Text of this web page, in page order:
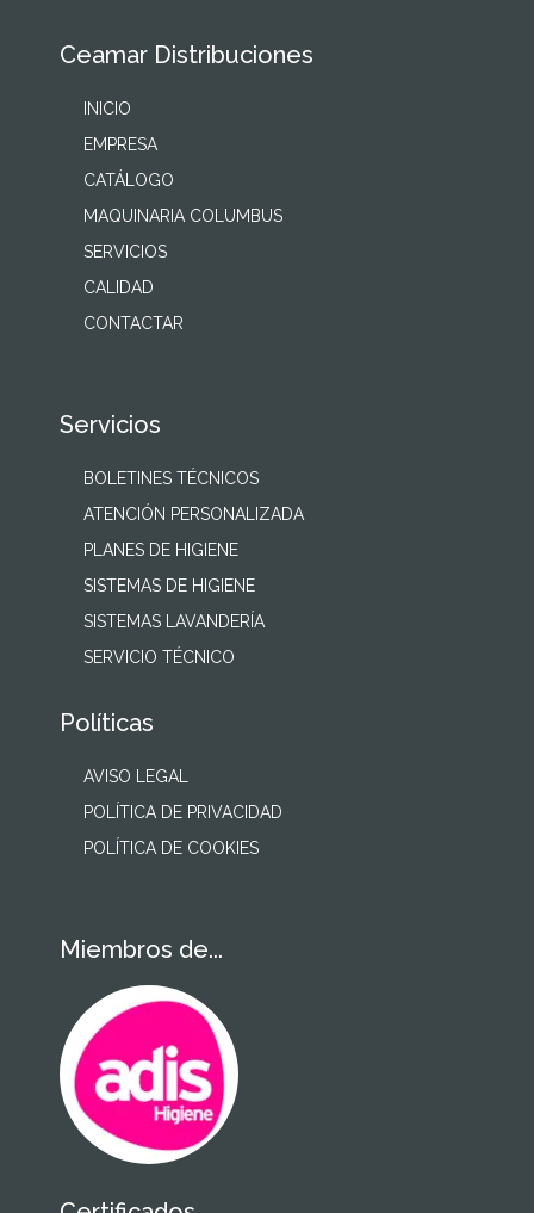
Ceamar Distribuciones
INICIO
EMPRESA
CATÁLOGO
MAQUINARIA COLUMBUS
SERVICIOS
CALIDAD
CONTACTAR
Servicios
BOLETINES TÉCNICOS
ATENCIÓN PERSONALIZADA
PLANES DE HIGIENE
SISTEMAS DE HIGIENE
SISTEMAS LAVANDERÍA
SERVICIO TÉCNICO
Políticas
AVISO LEGAL
POLÍTICA DE PRIVACIDAD
POLÍTICA DE COOKIES
Miembros de...